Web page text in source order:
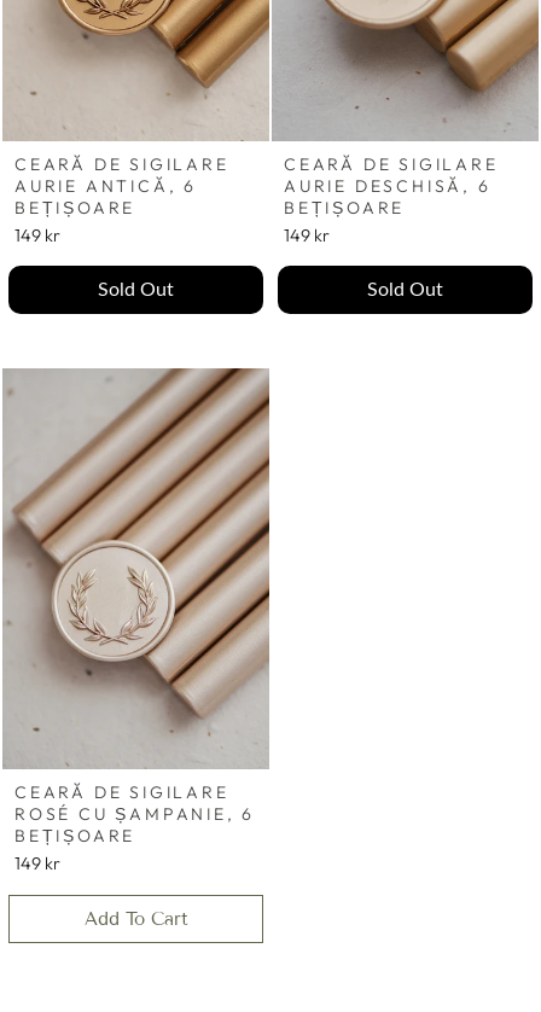
CEARĂ DE SIGILARE
AURIE ANTICĂ, 6
BEȚIȘOARE
149 kr
Sold Out
CEARĂ DE SIGILARE
AURIE DESCHISĂ, 6
BEȚIȘOARE
149 kr
Sold Out
CEARĂ DE SIGILARE
ROSÉ CU ȘAMPANIE, 6
BEȚIȘOARE
149 kr
Add To Cart